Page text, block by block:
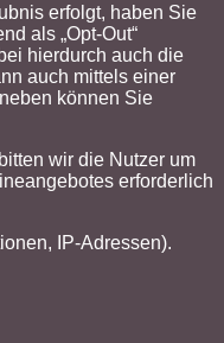
erfolgt, haben Sie
als „Opt-Out“
hierdurch auch die
auch mittels einer
können Sie
wir die Nutzer um
erforderlich
IP-Adressen).